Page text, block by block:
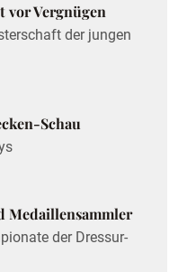
vor Vergnügen
der jungen
Schau
Medaillensammler
der Dressur-